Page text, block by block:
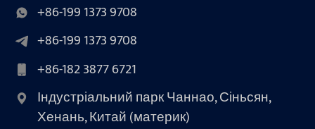
+86-199 1373 9708
+86-199 1373 9708
+86-182 3877 6721
Індустріальний парк Чаннао, Сіньсян,
Хенань, Китай (материк)